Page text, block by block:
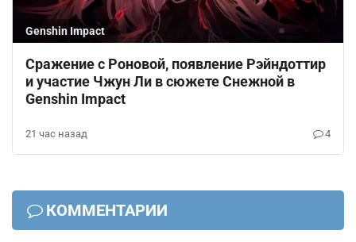
Genshin Impact
Сражение с Роновой, появление Рэйндоттир
и участие Чжун Ли в сюжете Снежной в
Genshin Impact
21 час назад 4
КОММЕНТАРИИ